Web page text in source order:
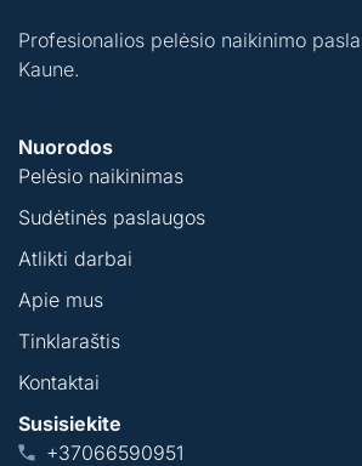
Profesionalios pelėsio naikinimo
Kaune.
Nuorodos
Pelėsio naikinimas
Sudėtinės paslaugos
Atlikti darbai
Apie mus
Tinklaraštis
Kontaktai
Susisiekite
+37066590951